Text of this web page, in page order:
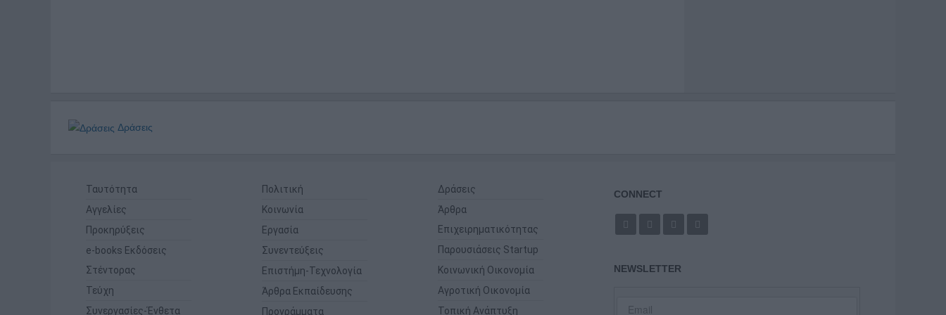
Δράσεις
Ταυτότητα
Αγγελίες
Προκηρύξεις
e-books Εκδόσεις
Στέντορας
Τεύχη
Συνεργασίες-Ένθετα
Πολιτική
Κοινωνία
Εργασία
Συνεντεύξεις
Επιστήμη-Τεχνολογία
Άρθρα Εκπαίδευσης
Προγράμματα
Δράσεις
Άρθρα
Επιχειρηματικότητας
Παρουσιάσεις Startup
Κοινωνική Οικονομία
Αγροτική Οικονομία
Τοπική Ανάπτυξη
CONNECT
NEWSLETTER